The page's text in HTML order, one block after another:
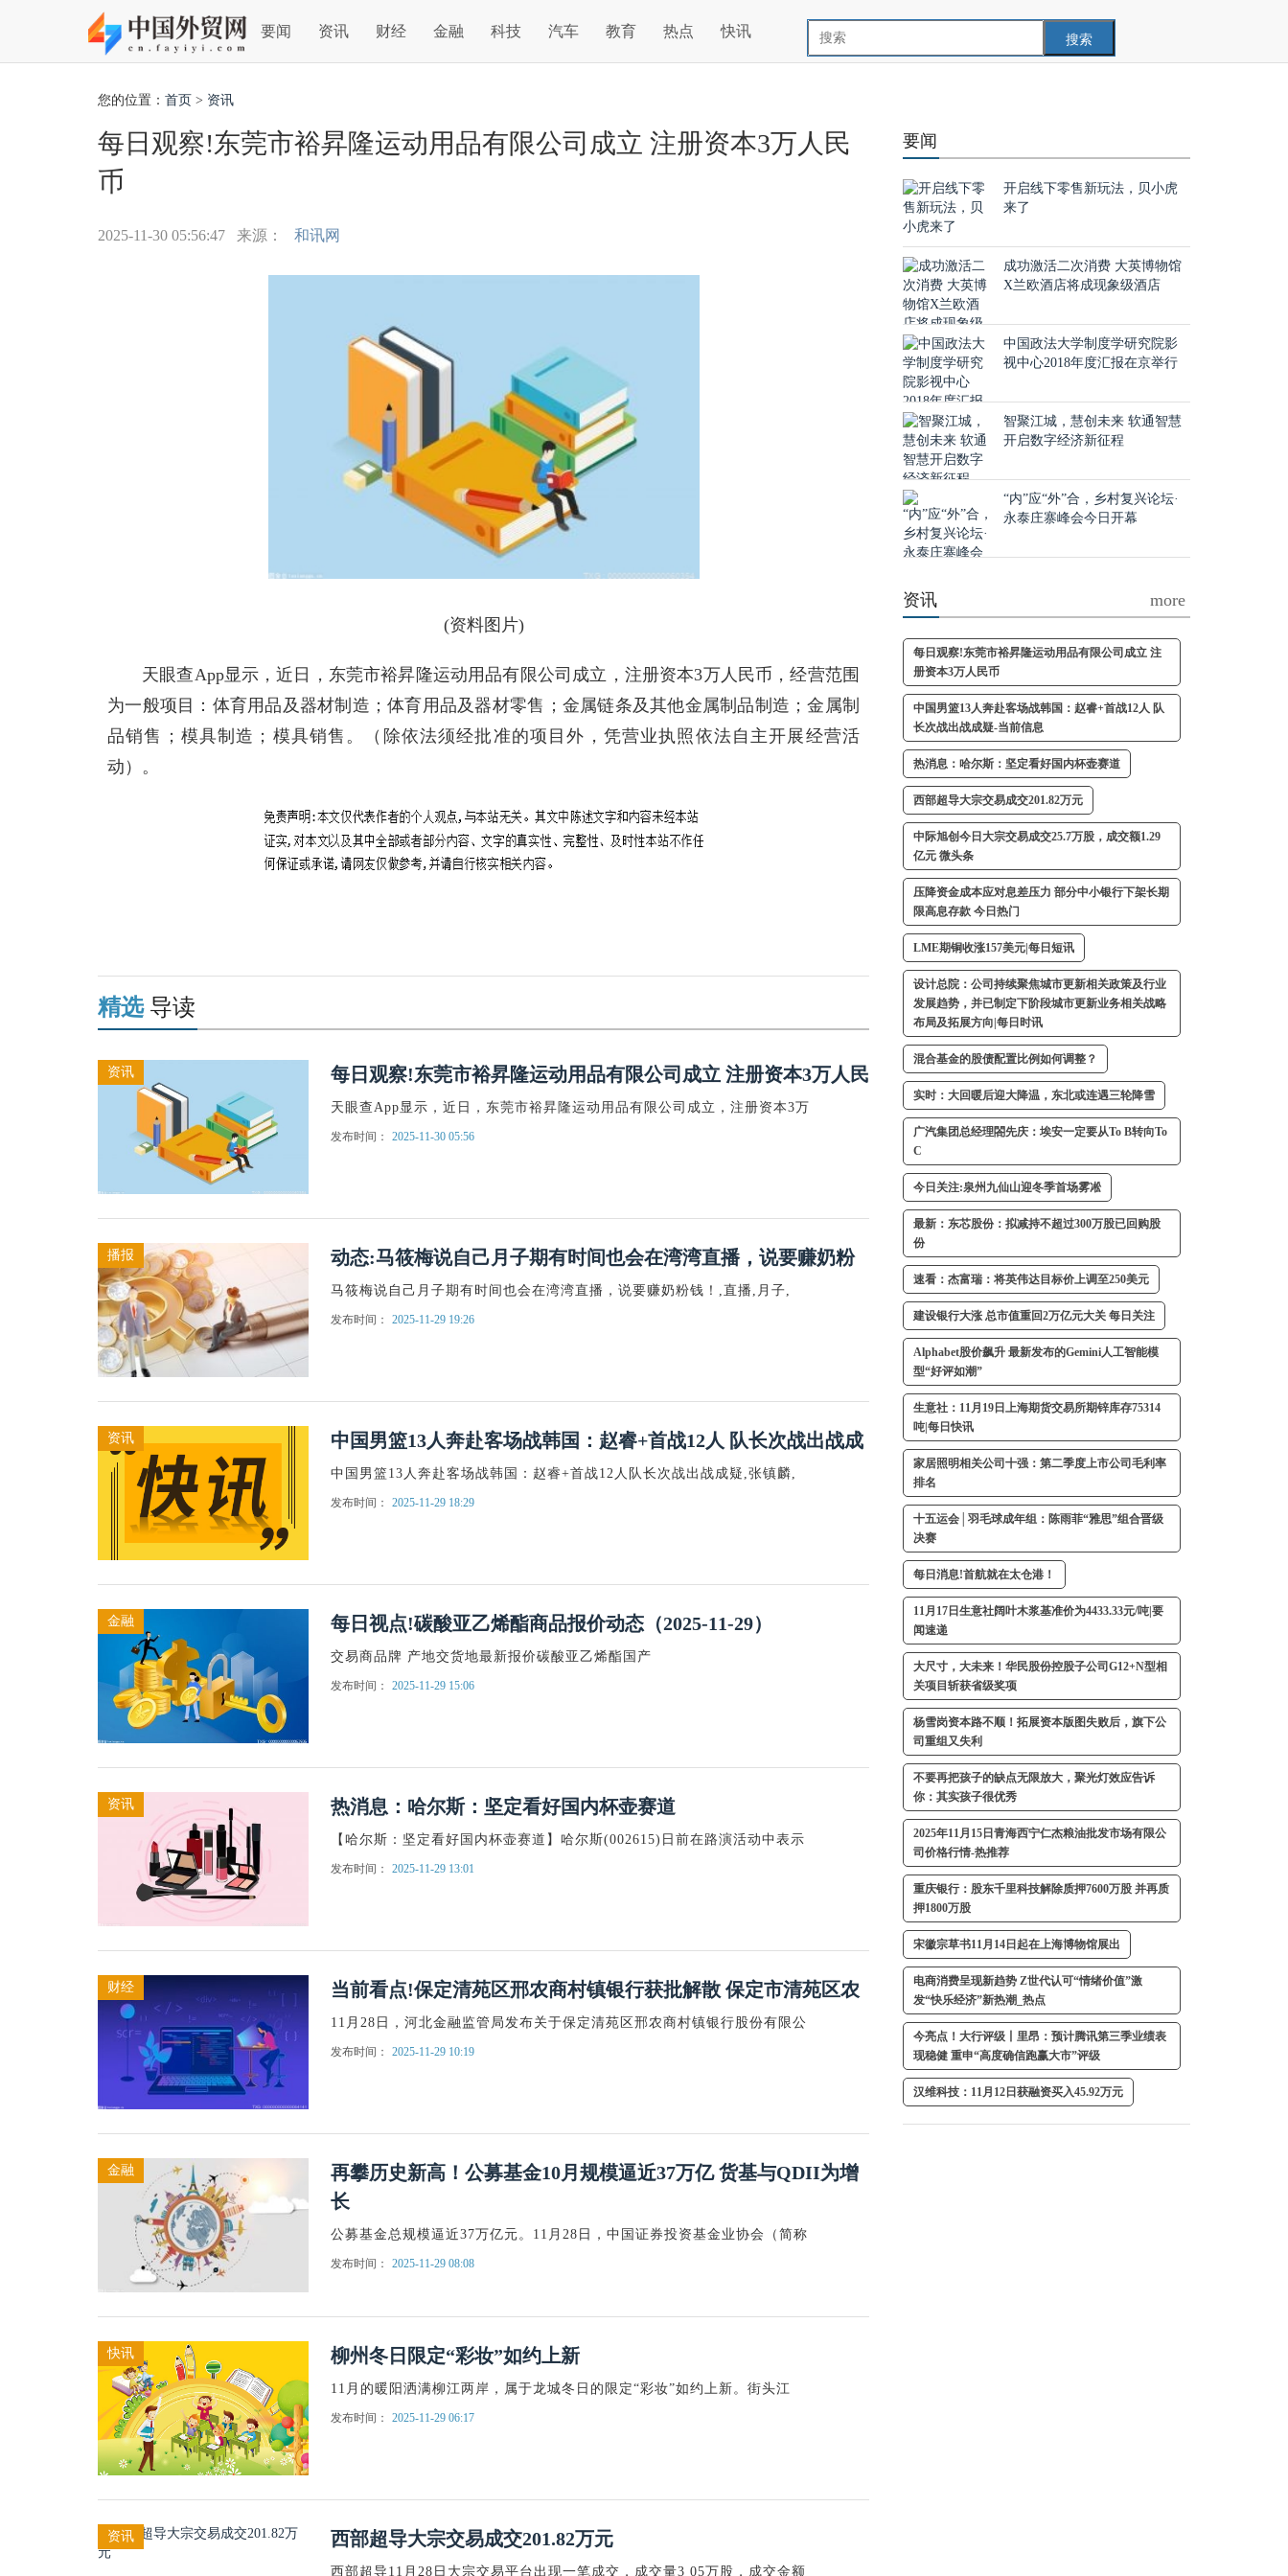
要闻 资讯 财经 金融 科技 汽车 教育 热点 快讯
搜索
您的位置： 首页 > 资讯
每日观察!东莞市裕昇隆运动用品有限公司成立 注册资本3万人民
币
2025-11-30 05:56:47 来源： 和讯网
(资料图片)
天眼查App显示，近日，东莞市裕昇隆运动用品有限公司成立，注册资本3万人民币，经营范围
为一般项目：体育用品及器材制造；体育用品及器材零售；金属链条及其他金属制品制造；金属制
品销售；模具制造；模具销售。（除依法须经批准的项目外，凭营业执照依法自主开展经营活
动）。
精选导读
资讯 每日观察!东莞市裕昇隆运动用品有限公司成立 注册资本3万人民
天眼查App显示，近日，东莞市裕昇隆运动用品有限公司成立，注册资本3万
发布时间： 2025-11-30 05:56
播报 动态:马筱梅说自己月子期有时间也会在湾湾直播，说要赚奶粉
马筱梅说自己月子期有时间也会在湾湾直播，说要赚奶粉钱！,直播,月子,
发布时间： 2025-11-29 19:26
资讯 中国男篮13人奔赴客场战韩国：赵睿+首战12人 队长次战出战成
中国男篮13人奔赴客场战韩国：赵睿+首战12人队长次战出战成疑,张镇麟,
发布时间： 2025-11-29 18:29
金融 每日视点!碳酸亚乙烯酯商品报价动态（2025-11-29）
交易商品牌 产地交货地最新报价碳酸亚乙烯酯国产
发布时间： 2025-11-29 15:06
资讯 热消息：哈尔斯：坚定看好国内杯壶赛道
【哈尔斯：坚定看好国内杯壶赛道】哈尔斯(002615)日前在路演活动中表示
发布时间： 2025-11-29 13:01
财经 当前看点!保定清苑区邢农商村镇银行获批解散 保定市清苑区农
11月28日，河北金融监管局发布关于保定清苑区邢农商村镇银行股份有限公
发布时间： 2025-11-29 10:19
金融
再攀历史新高！公募基金10月规模逼近37万亿 货基与QDII为增
长
公募基金总规模逼近37万亿元。11月28日，中国证券投资基金业协会（简称
发布时间： 2025-11-29 08:08
快讯 柳州冬日限定“彩妆”如约上新
11月的暖阳洒满柳江两岸，属于龙城冬日的限定“彩妆”如约上新。街头江
发布时间： 2025-11-29 06:17
资讯 西部超导大宗交易成交201.82万元
西部超导11月28日大宗交易平台出现一笔成交，成交量3 05万股，成交金额
要闻
开启线下零售新玩法，贝小虎
来了
成功激活二次消费 大英博物馆
X兰欧酒店将成现象级酒店
中国政法大学制度学研究院影
视中心2018年度汇报在京举行
智聚江城，慧创未来 软通智慧
开启数字经济新征程
“内”应“外”合，乡村复兴论坛·
永泰庄寨峰会今日开幕
资讯 more
每日观察!东莞市裕昇隆运动用品有限公司成立 注
册资本3万人民币
中国男篮13人奔赴客场战韩国：赵睿+首战12人 队
长次战出战成疑-当前信息
热消息：哈尔斯：坚定看好国内杯壶赛道
西部超导大宗交易成交201.82万元
中际旭创今日大宗交易成交25.7万股，成交额1.29
亿元 微头条
压降资金成本应对息差压力 部分中小银行下架长期
限高息存款 今日热门
LME期铜收涨157美元|每日短讯
设计总院：公司持续聚焦城市更新相关政策及行业
发展趋势，并已制定下阶段城市更新业务相关战略
布局及拓展方向|每日时讯
混合基金的股债配置比例如何调整？
实时：大回暖后迎大降温，东北或连遇三轮降雪
广汽集团总经理閤先庆：埃安一定要从To B转向To
C
今日关注:泉州九仙山迎冬季首场雾凇
最新：东芯股份：拟减持不超过300万股已回购股
份
速看：杰富瑞：将英伟达目标价上调至250美元
建设银行大涨 总市值重回2万亿元大关 每日关注
Alphabet股价飙升 最新发布的Gemini人工智能模
型“好评如潮”
生意社：11月19日上海期货交易所期锌库存75314
吨|每日快讯
家居照明相关公司十强：第二季度上市公司毛利率
排名
十五运会│羽毛球成年组：陈雨菲“雅思”组合晋级
决赛
每日消息!首航就在太仓港！
11月17日生意社阔叶木浆基准价为4433.33元/吨|要
闻速递
大尺寸，大未来！华民股份控股子公司G12+N型相
关项目斩获省级奖项
杨雪岗资本路不顺！拓展资本版图失败后，旗下公
司重组又失利
不要再把孩子的缺点无限放大，聚光灯效应告诉
你：其实孩子很优秀
2025年11月15日青海西宁仁杰粮油批发市场有限公
司价格行情-热推荐
重庆银行：股东千里科技解除质押7600万股 并再质
押1800万股
宋徽宗草书11月14日起在上海博物馆展出
电商消费呈现新趋势 Z世代认可“情绪价值”激
发“快乐经济”新热潮_热点
今亮点！大行评级丨里昂：预计腾讯第三季业绩表
现稳健 重申“高度确信跑赢大市”评级
汉维科技：11月12日获融资买入45.92万元